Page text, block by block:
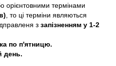
орієнтовними термінами
, то ці терміни являються
з запізненням у 1-2
по п'ятницю.
день.